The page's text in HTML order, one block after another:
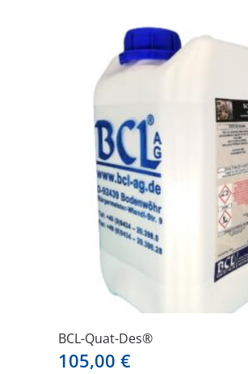
BCL-Quat-Des®
105,00 €